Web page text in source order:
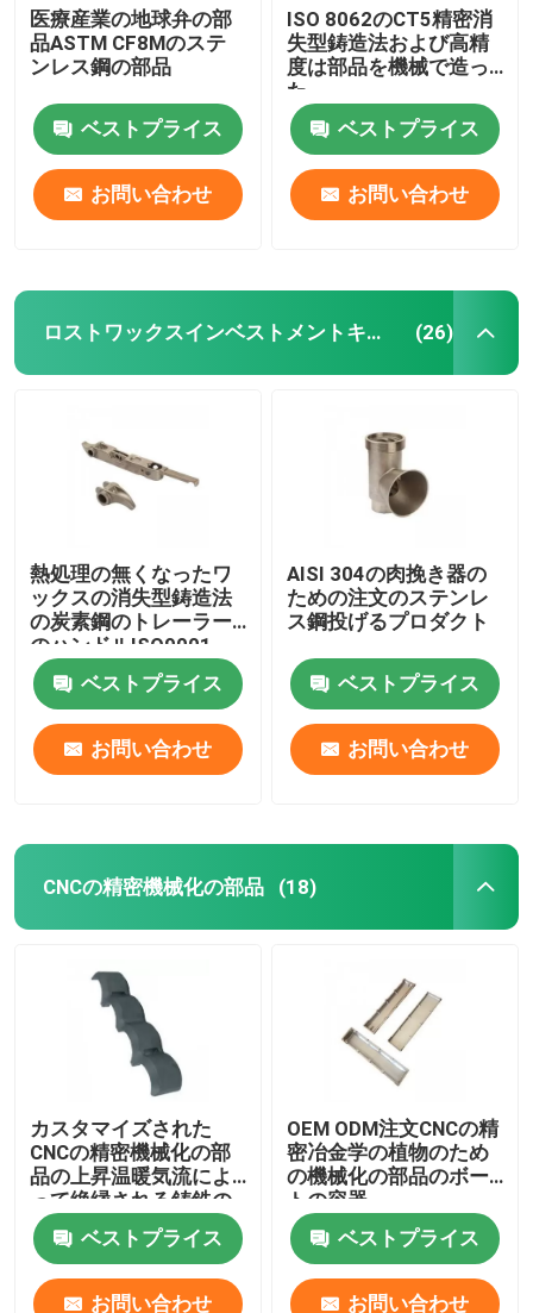
医療産業の地球弁の部
品ASTM CF8Mのステ
ンレス鋼の部品
ベストプライス
お問い合わせ
ISO 8062のCT5精密消
失型鋳造法および高精
度は部品を機械で造っ
た
ベストプライス
お問い合わせ
ロストワックスインベストメントキャスティング (26)
熱処理の無くなったワ
ックスの消失型鋳造法
の炭素鋼のトレーラー
のハンドルISO9001
ベストプライス
お問い合わせ
AISI 304の肉挽き器の
ための注文のステンレ
ス鋼投げるプロダクト
ベストプライス
お問い合わせ
CNCの精密機械化の部品 (18)
カスタマイズされた
CNCの精密機械化の部
品の上昇温暖気流によ
って絶縁される鋳鉄の
パイプ・クランプ
ベストプライス
お問い合わせ
OEM ODM注文CNCの精
密冶金学の植物のため
の機械化の部品のボー
トの容器
ベストプライス
お問い合わせ